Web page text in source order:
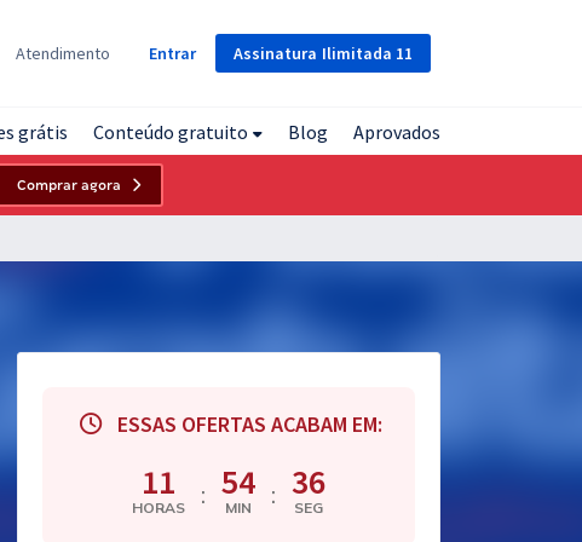
Assinatura Ilimitada 11
Atendimento Entrar
grátis Conteúdo gratuito Blog Aprovados
Comprar agora
ESSAS OFERTAS ACABAM EM:
11
HORAS : 54
MIN : 35
SEG